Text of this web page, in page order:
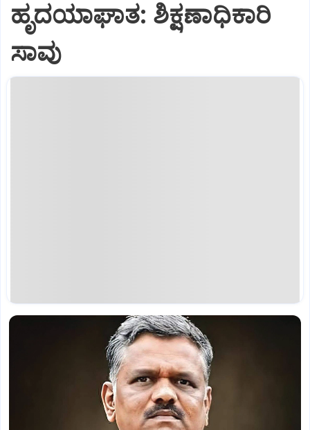
ಹೃದಯಾಘಾತ: ಶಿಕ್ಷಣಾಧಿಕಾರಿ
ಸಾವು